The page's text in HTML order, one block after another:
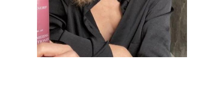
волосы
лица
Пробор в стрижке Короткие стрижки